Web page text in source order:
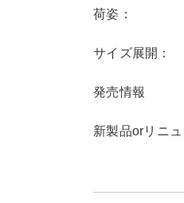
荷姿：
サイズ展開：
発売情報
新製品orリニュ